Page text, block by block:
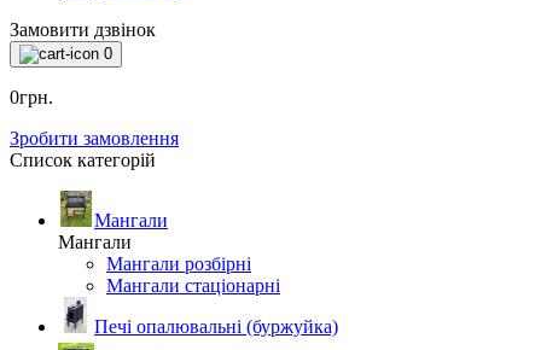
Замовити дзвінок
0
0грн.
Зробити замовлення
Список категорій
Мангали
Мангали
Мангали розбірні
Мангали стаціонарні
Печі опалювальні (буржуйка)